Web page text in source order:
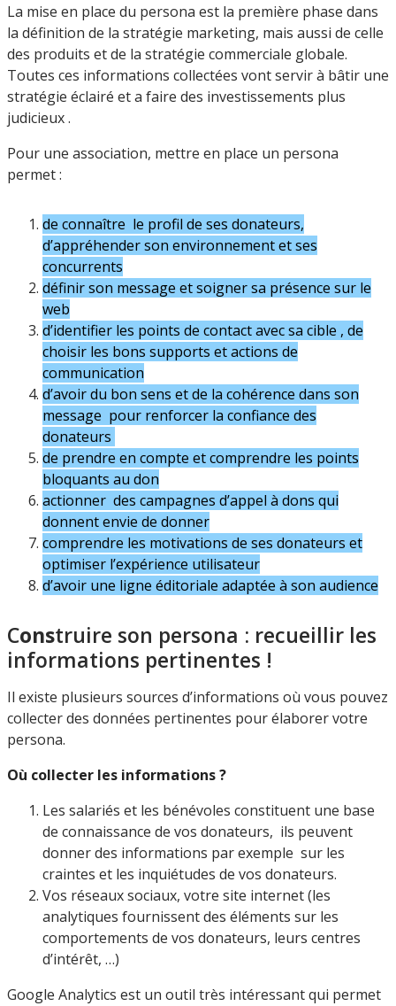
La mise en place du persona est la première phase dans
la définition de la stratégie marketing, mais aussi de celle
des produits et de la stratégie commerciale globale.
Toutes ces informations collectées vont servir à bâtir une
stratégie éclairé et a faire des investissements plus
judicieux .
Pour une association, mettre en place un persona
permet :
de connaître le profil de ses donateurs,
d’appréhender son environnement et ses
concurrents
définir son message et soigner sa présence sur le
web
d’identifier les points de contact avec sa cible , de
choisir les bons supports et actions de
communication
d’avoir du bon sens et de la cohérence dans son
message pour renforcer la confiance des
donateurs
de prendre en compte et comprendre les points
bloquants au don
actionner des campagnes d’appel à dons qui
donnent envie de donner
comprendre les motivations de ses donateurs et
optimiser l’expérience utilisateur
d’avoir une ligne éditoriale adaptée à son audience
Construire son persona : recueillir les
informations pertinentes !
Il existe plusieurs sources d’informations où vous pouvez
collecter des données pertinentes pour élaborer votre
persona.
Où collecter les informations ?
Les salariés et les bénévoles constituent une base
de connaissance de vos donateurs, ils peuvent
donner des informations par exemple sur les
craintes et les inquiétudes de vos donateurs.
Vos réseaux sociaux, votre site internet (les
analytiques fournissent des éléments sur les
comportements de vos donateurs, leurs centres
d’intérêt, …)
Google Analytics est un outil très intéressant qui permet